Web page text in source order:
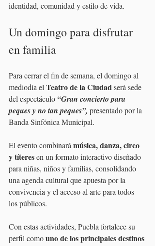
identidad, comunidad y estilo de vida.
Un domingo para disfrutar
en familia
Para cerrar el fin de semana, el domingo al
mediodía el Teatro de la Ciudad será sede
del espectáculo “Gran concierto para
peques y no tan peques”, presentado por la
Banda Sinfónica Municipal.
El evento combinará música, danza, circo
y títeres en un formato interactivo diseñado
para niñas, niños y familias, consolidando
una agenda cultural que apuesta por la
convivencia y el acceso al arte para todos
los públicos.
Con estas actividades, Puebla fortalece su
perfil como uno de los principales destinos